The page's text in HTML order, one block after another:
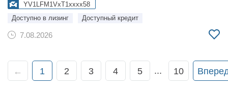
YV1LFM1VxT1xxxx58
Доступно в лизинг
Доступный кредит
7.08.2026
← 1 2 3 4 5 ... 10